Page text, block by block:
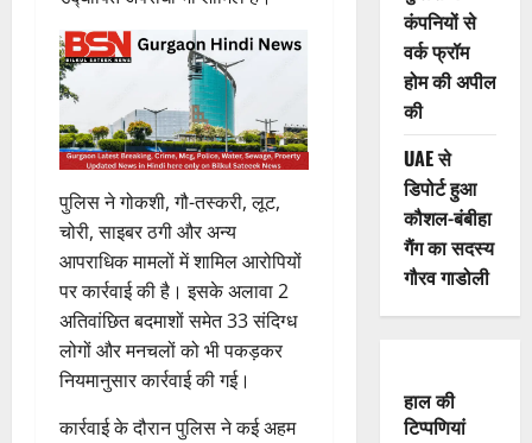
पुलिस ने गोकशी, गौ-तस्करी, लूट,
चोरी, साइबर ठगी और अन्य
आपराधिक मामलों में शामिल आरोपियों
पर कार्रवाई की है। इसके अलावा 2
अतिवांछित बदमाशों समेत 33 संदिग्ध
लोगों और मनचलों को भी पकड़कर
नियमानुसार कार्रवाई की गई।
कार्रवाई के दौरान पुलिस ने कई अहम
कंपनियों से
वर्क फ्रॉम
होम की अपील
की
UAE से
डिपोर्ट हुआ
कौशल-बंबीहा
गैंग का सदस्य
गौरव गाडोली
हाल की
टिप्पणियां